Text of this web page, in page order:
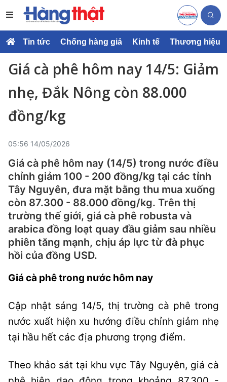
Tin tức Chống hàng giả Kinh tế Thương hiệu
Giá cà phê hôm nay 14/5: Giảm
nhẹ, Đắk Nông còn 88.000
đồng/kg
05:56 14/05/2026
Giá cà phê hôm nay (14/5) trong nước điều
chỉnh giảm 100 - 200 đồng/kg tại các tỉnh
Tây Nguyên, đưa mặt bằng thu mua xuống
còn 87.300 - 88.000 đồng/kg. Trên thị
trường thế giới, giá cà phê robusta và
arabica đồng loạt quay đầu giảm sau nhiều
phiên tăng mạnh, chịu áp lực từ đà phục
hồi của đồng USD.
Giá cà phê trong nước hôm nay
Cập nhật sáng 14/5, thị trường cà phê trong
nước xuất hiện xu hướng điều chỉnh giảm nhẹ
tại hầu hết các địa phương trọng điểm.
Theo khảo sát tại khu vực Tây Nguyên, giá cà